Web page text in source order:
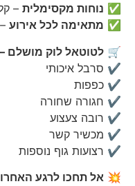
✅ נוחות מקסימלית –
✅ מתאימה לכל אירוע
🛒 לטוטאל לוק מושלם
✔ סרבל איכותי
✔ כפפות
✔ חגורה שחורה
✔ רובה צעצוע
✔ מכשיר קשר
✔ רצועות גוף נוספות
💥 אל תחכו לרגע